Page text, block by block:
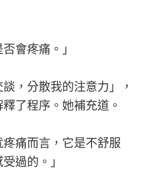
會疼痛。」
，分散我的注意力」，
了程序。她補充道。
痛而言，它是不舒服
過的。」